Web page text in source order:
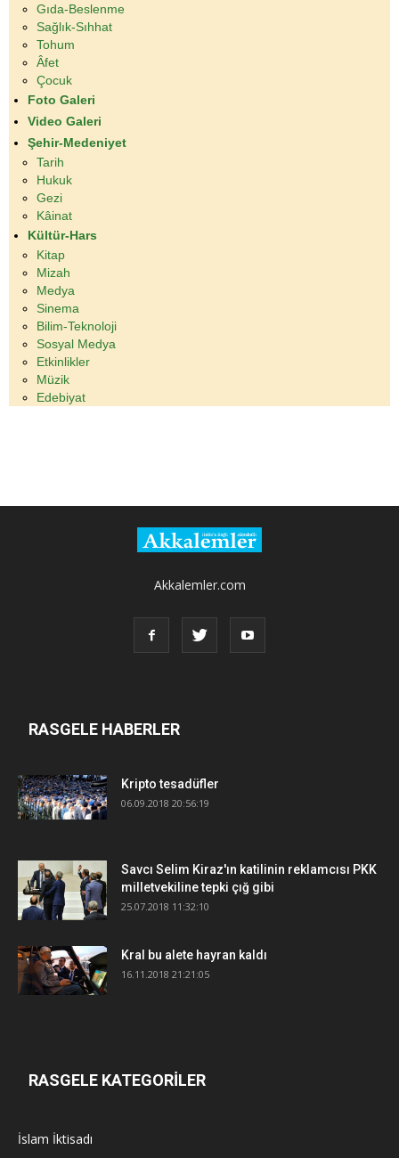
Gıda-Beslenme
Sağlık-Sıhhat
Tohum
Âfet
Çocuk
Foto Galeri
Video Galeri
Şehir-Medeniyet
Tarih
Hukuk
Gezi
Kâinat
Kültür-Hars
Kitap
Mizah
Medya
Sinema
Bilim-Teknoloji
Sosyal Medya
Etkinlikler
Müzik
Edebiyat
Akkalemler.com
RASGELE HABERLER
Kripto tesadüfler
06.09.2018 20:56:19
Savcı Selim Kiraz'ın katilinin reklamcısı PKK
milletvekiline tepki çığ gibi
25.07.2018 11:32:10
Kral bu alete hayran kaldı
16.11.2018 21:21:05
RASGELE KATEGORİLER
İslam İktisadı